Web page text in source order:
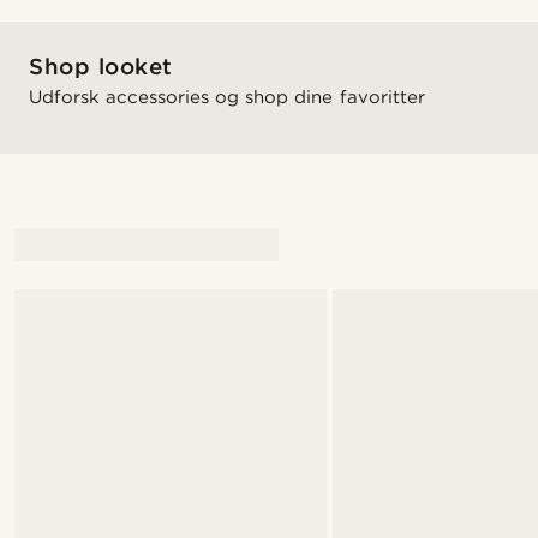
Shop looket
Udforsk accessories og shop dine favoritter